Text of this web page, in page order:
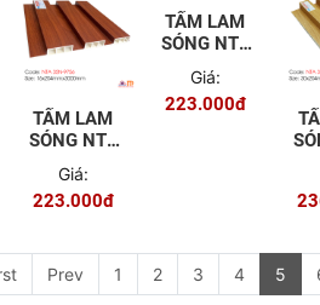
TẤM LAM
SÓNG NTA
3SN-9756
Giá:
223.000đ
TẤM LAM
SÓNG NTA
3SN-60175
Giá:
223.000đ
Prev 1 2 3 4 5